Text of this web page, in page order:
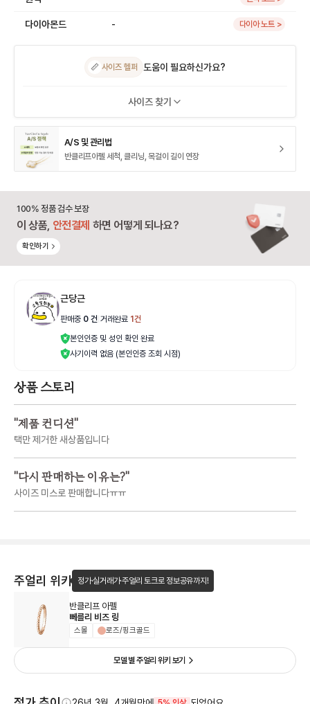
다이아몬드 - 다이아 노트 >
📏 사이즈 헬퍼 도움이 필요하신가요?
사이즈 찾기
A/S 및 관리법
반클리프아펠 세척, 클리닝, 목걸이 길이 연장
100% 정품 검수 보장
이 상품, 안전결제 하면 어떻게 되나요?
확인하기
근당근
판매중 0 건 거래완료 1 건
본인인증 및 성인 확인 완료
사기이력 없음 (본인인증 조회 시점)
상품 스토리
"제품 컨디션"
택만 제거한 새상품입니다
"다시 판매하는 이유는?"
사이즈 미스로 판매합니다ㅠㅠ
주얼리 위키 정가·실거래가·주얼리 토크로 정보공유까지!
반클리프 아펠
뻬를리 비즈 링
스몰 로즈/핑크골드
모델 별 주얼리 위키 보기